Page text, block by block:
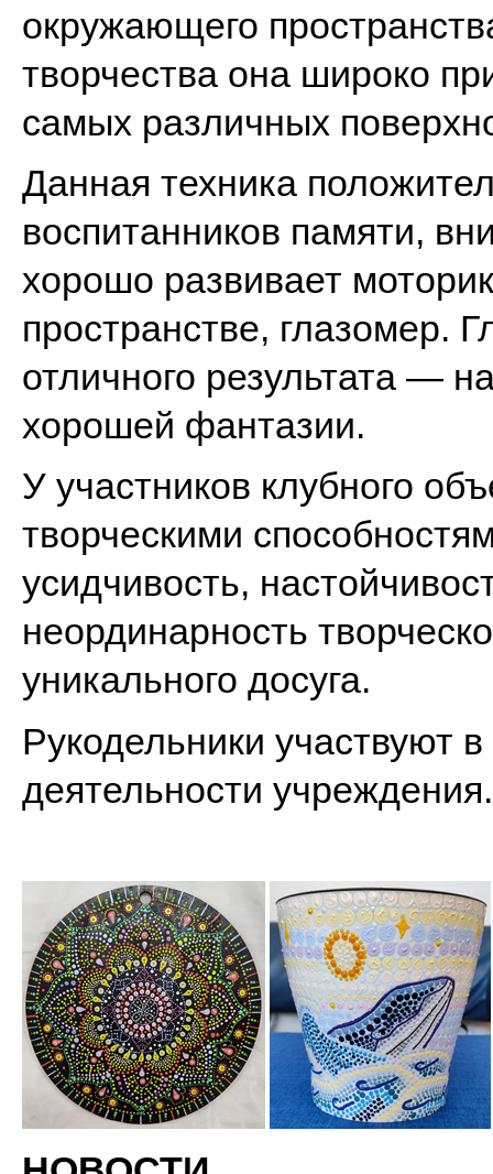
окружающего
творчества она широко
самых различных
Данная техника
воспитанников памяти,
хорошо развивает
пространстве, глазомер.
отличного результата —
хорошей фантазии.
У участников клубного
творческими
усидчивость,
неординарность
уникального досуга.
Рукодельники участвуют
деятельности учреждения.